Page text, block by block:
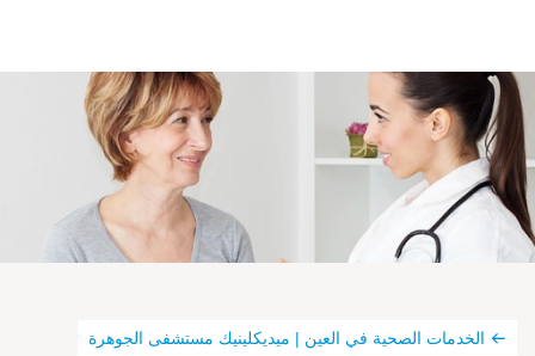
الخدمات الصحية في العين | ميديكلينيك مستشفى الجوهرة